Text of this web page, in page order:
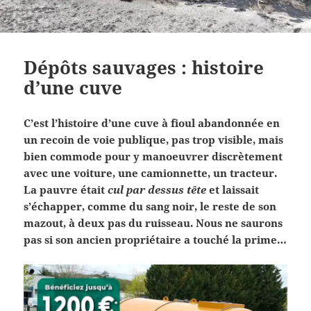
Dépôts sauvages : histoire
d’une cuve
C’est l’histoire d’une cuve à fioul abandonnée en
un recoin de voie publique, pas trop visible, mais
bien commode pour y manoeuvrer discrètement
avec une voiture, une camionnette, un tracteur.
La pauvre étaitcul par dessus tête et laissait
s’échapper, comme du sang noir, le reste de son
mazout, à deux pas du ruisseau. Nous ne saurons
pas si son ancien propriétaire a touché la prime…